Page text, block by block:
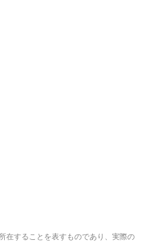
在することを表すものであり、実際の